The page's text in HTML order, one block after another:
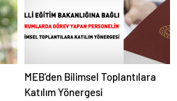
MEB'den Bilimsel Toplantılara
Katılım Yönergesi